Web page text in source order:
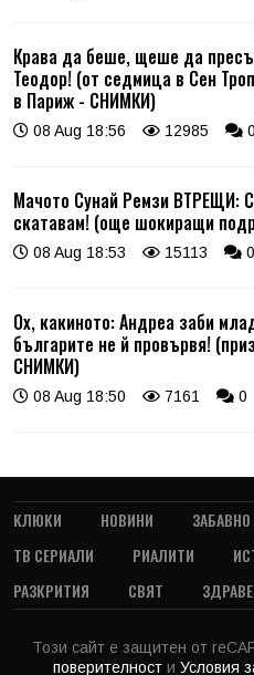
Крава да беше, щеше да
Теодор! (от седмица в Сен
в Париж - СНИМКИ)
08 Aug 18:56 12985 0
Мачото Сунай Ремзи ВТРЕЩИ:
скатавам! (още шокиращи
08 Aug 18:53 15113 0
Ох, какиното: Андреа заби
българите не й провървя!
СНИМКИ)
08 Aug 18:50 7161 0
КЛЮКИ НОВИНИ ЗАБАВНО
ТВ СЕРИАЛИ
РИАЛИТИ
РАЗКРИТИЯ
СВЯТ
Този сайт е защитен от
поверителност и Условия